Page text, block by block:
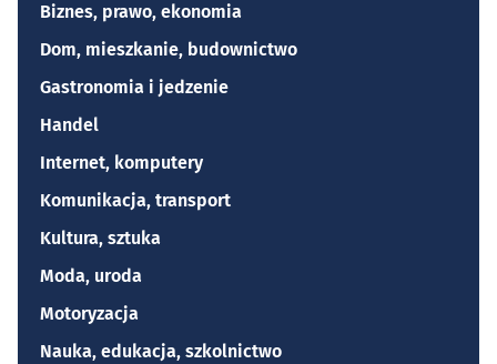
Biznes, prawo, ekonomia
Dom, mieszkanie, budownictwo
Gastronomia i jedzenie
Handel
Internet, komputery
Komunikacja, transport
Kultura, sztuka
Moda, uroda
Motoryzacja
Nauka, edukacja, szkolnictwo